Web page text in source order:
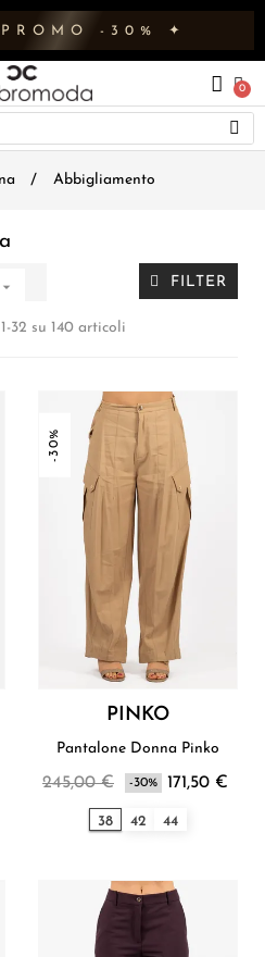
-30% ✦
Abbigliamento
 FILTER
32 su 140 articoli
-30%
PINKO
Pantalone Donna Pinko
245,00 € -30% 171,50 €
38 42 44